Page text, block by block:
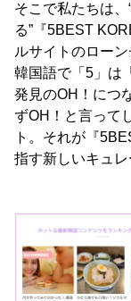
そこで私たちは
る”『5BEST
ルサイトのローン
韓国語で「5」は
発見のOH！につ
ずOH！と言って
ト。それが『
指す新しいキュレ